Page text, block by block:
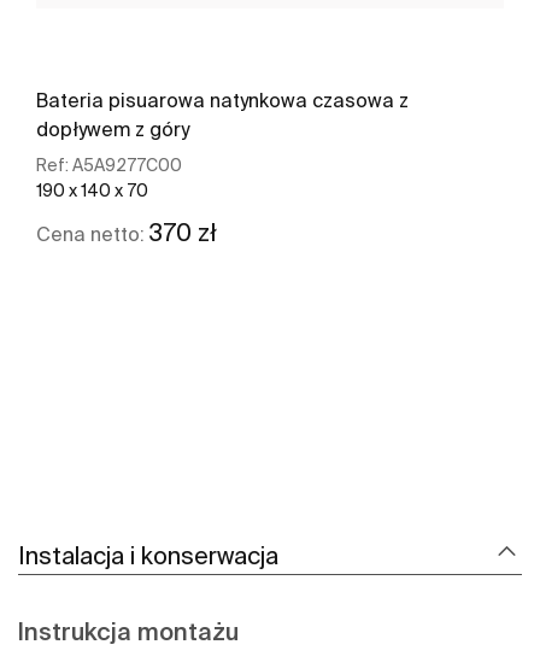
Bateria pisuarowa natynkowa czasowa z
dopływem z góry
Ref: A5A9277C00
190 x 140 x 70
Cena netto: 370 zł
Instalacja i konserwacja
Instrukcja montażu